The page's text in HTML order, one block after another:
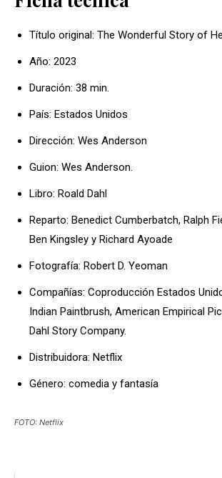
Título original: The Wonderful Story of
Año: 2023
Duración: 38 min.
País: Estados Unidos
Dirección: Wes Anderson
Guion: Wes Anderson.
Libro: Roald Dahl
Reparto: Benedict Cumberbatch, Ralph
Ben Kingsley y Richard Ayoade
Fotografía: Robert D. Yeoman
Compañías: Coproducción Estados
Indian Paintbrush, American Empirical
Dahl Story Company.
Distribuidora: Netflix
Género: comedia y fantasía
FOTO: Netflix